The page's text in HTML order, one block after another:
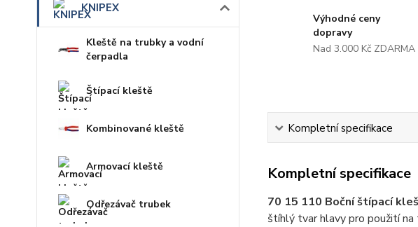
KNIPEX
Kleště na trubky a vodní
čerpadla
Štípací kleště
Kombinované kleště
Armovací kleště
Odřezávač trubek
Výhodné ceny
dopravy
Nad 3.000 Kč ZDARMA
Kompletní specifikace
Kompletní specifikace
70 15 110 Boční štípací
štíhlý tvar hlavy pro použití